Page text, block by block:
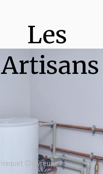
Les
Artisans
Chevreuse